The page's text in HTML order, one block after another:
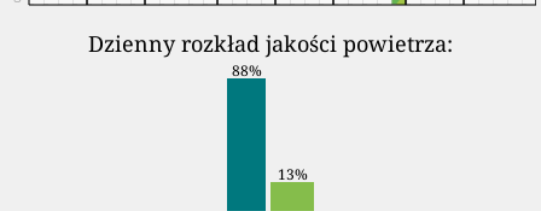
Dzienny rozkład jakości powietrza:
88%
13%